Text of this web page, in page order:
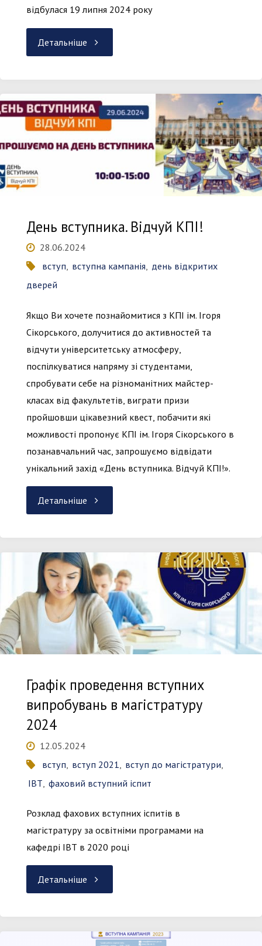
відбулася 19 липня 2024 року
Детальніше "Консультація
фахового
екзамену
для
вступу
День вступника. Відчуй КПІ!
28.06.2024
вступ, вступна кампанія, день відкритих
дверей
Якщо Ви хочете познайомитися з КПІ ім. Ігоря
Сікорського, долучитися до активностей та
відчути університетську атмосферу,
поспілкуватися напряму зі студентами,
спробувати себе на різноманітних майстер-
класах від факультетів, виграти призи
пройшовши цікавезний квест, побачити які
можливості пропонує КПІ ім. Ігоря Сікорського в
позанавчальний час, запрошуємо відвідати
унікальний захід «День вступника. Відчуй КПІ!».
Детальніше "День
Відчуй
КПІ!"
Графік проведення вступних
випробувань в магістратуру
2024
12.05.2024
вступ вступ 2021 вступ до магістратури
ІВТ фаховий вступний іспит
Розклад фахових вступних іспитів в
магістратуру за освітніми програмами на
кафедрі ІВТ в 2020 році
Детальніше "Графік
вступних